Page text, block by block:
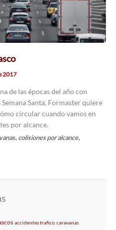
2017
de las épocas del año con
Santa, Formaster quiere
circular cuando vamos en
por alcance.
, colisiones por alcance,
accidentes trafico caravanas